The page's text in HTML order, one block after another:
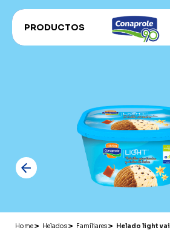
PRODUCTOS
Parque
Nuestros campos y
Sustentabilidad e
Grass Fed
Historia
CONAHORRO
RECETAS
RECOMENDADOS
CATÁLOGO
Home Helados Familiares
Helado light